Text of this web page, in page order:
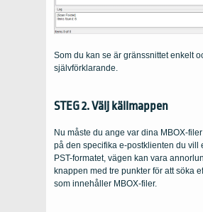
Som du kan se är gränssnittet enkelt
självförklarande.
STEG 2. Välj källmappen
Nu måste du ange var dina MBOX-
på den specifika e-postklienten du vill
PST-formatet, vägen kan vara
knappen med tre punkter för att söka
som innehåller MBOX-filer.